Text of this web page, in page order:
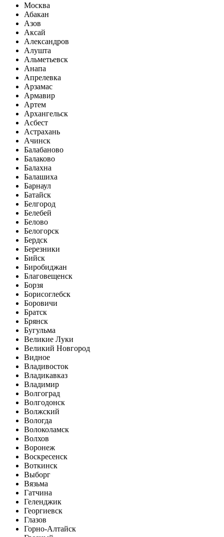
Москва
Абакан
Азов
Аксай
Александров
Алушта
Альметьевск
Анапа
Апрелевка
Арзамас
Армавир
Артем
Архангельск
Асбест
Астрахань
Ачинск
Балабаново
Балаково
Балахна
Балашиха
Барнаул
Батайск
Белгород
Белебей
Белово
Белогорск
Бердск
Березники
Бийск
Биробиджан
Благовещенск
Борзя
Борисоглебск
Боровичи
Братск
Брянск
Бугульма
Великие Луки
Великий Новгород
Видное
Владивосток
Владикавказ
Владимир
Волгоград
Волгодонск
Волжский
Вологда
Волоколамск
Волхов
Воронеж
Воскресенск
Воткинск
Выборг
Вязьма
Гатчина
Геленджик
Георгиевск
Глазов
Горно-Алтайск